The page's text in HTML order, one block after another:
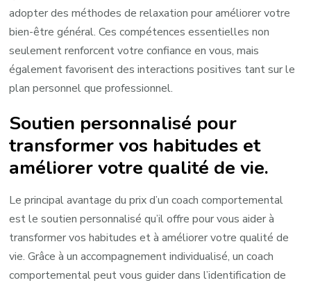
adopter des méthodes de relaxation pour améliorer votre
bien-être général. Ces compétences essentielles non
seulement renforcent votre confiance en vous, mais
également favorisent des interactions positives tant sur le
plan personnel que professionnel.
Soutien personnalisé pour
transformer vos habitudes et
améliorer votre qualité de vie.
Le principal avantage du prix d’un coach comportemental
est le soutien personnalisé qu’il offre pour vous aider à
transformer vos habitudes et à améliorer votre qualité de
vie. Grâce à un accompagnement individualisé, un coach
comportemental peut vous guider dans l’identification de